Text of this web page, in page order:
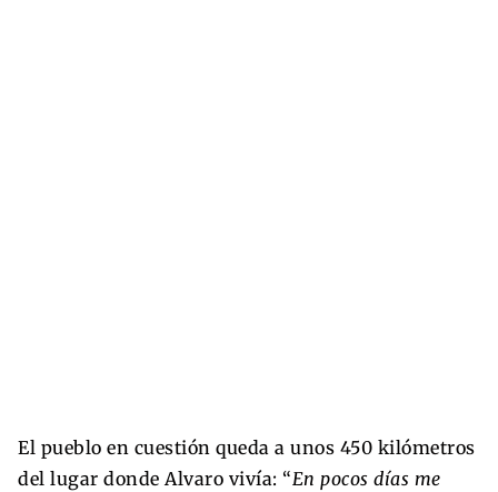
El pueblo en cuestión queda a unos 450 kilómetros
del lugar donde Alvaro vivía: “En pocos días me